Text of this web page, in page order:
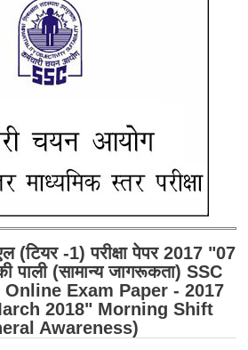
PDF Notes
Notes
(टियर -1) परीक्षा पेपर 2017 "07
पाली (सामान्य जागरूकता) SSC
Exam Paper - 2017
2018" Morning Shift
Awareness)